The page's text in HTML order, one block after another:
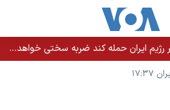
نخست وزیر اسرائيل: اگر رژیم ایران حمله کند ضربه سختی خواهد خورد